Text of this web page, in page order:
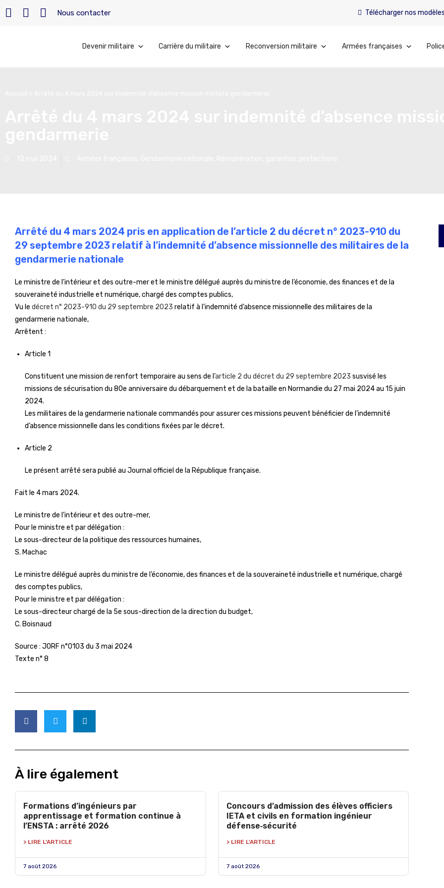
Nous contacter Télécharger nos modèles
Devenir militaire Carrière du militaire Reconversion militaire Armées françaises
Arrêté du 4 mars 2024 pris en application de l’article 2 du décret n° 2023-910 du
29 septembre 2023 relatif à l’indemnité d’absence missionnelle des militaires de la
gendarmerie nationale
Le ministre de l’intérieur et des outre-mer et le ministre délégué auprès du ministre de l’économie, des finances et de la
souveraineté industrielle et numérique, chargé des comptes publics,
Vu le décret n° 2023-910 du 29 septembre 2023 relatif à l’indemnité d’absence missionnelle des militaires de la
gendarmerie nationale,
Arrêtent :
Article 1
Constituent une mission de renfort temporaire au sens de l’article 2 du décret du 29 septembre 2023 susvisé les
missions de sécurisation du 80e anniversaire du débarquement et de la bataille en Normandie du 27 mai 2024 au 15 juin
2024.
Les militaires de la gendarmerie nationale commandés pour assurer ces missions peuvent bénéficier de l’indemnité
d’absence missionnelle dans les conditions fixées par le décret.
Article 2
Le présent arrêté sera publié au Journal officiel de la République française.
Fait le 4 mars 2024.
Le ministre de l’intérieur et des outre-mer,
Pour le ministre et par délégation :
Le sous-directeur de la politique des ressources humaines,
S. Machac
Le ministre délégué auprès du ministre de l’économie, des finances et de la souveraineté industrielle et numérique, chargé
des comptes publics,
Pour le ministre et par délégation :
Le sous-directeur chargé de la 5e sous-direction de la direction du budget,
C. Boisnaud
Source : JORF n°0103 du 3 mai 2024
Texte n° 8
À lire également
Formations d’ingénieurs par
apprentissage et formation continue à
l’ENSTA : arrêté 2026
> LIRE L'ARTICLE
7 août 2026
Concours d’admission des élèves officiers
IETA et civils en formation ingénieur
défense‑sécurité
> LIRE L'ARTICLE
7 août 2026